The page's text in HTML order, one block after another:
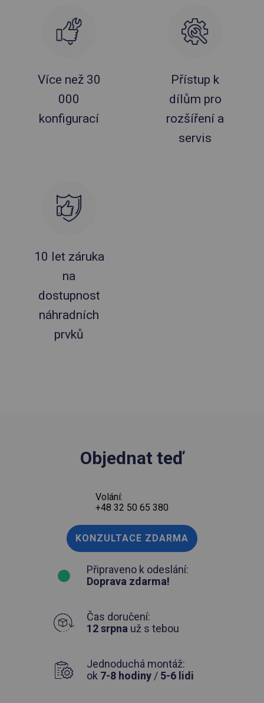
Více než 30
000
konfigurací
Přístup k
dílům pro
rozšíření a
servis
10 let záruka
na
dostupnost
náhradních
prvků
Objednat teď
Volání:
+48 32 50 65 380
KONZULTACE ZDARMA
Připraveno k odeslání:
Doprava zdarma!
Čas doručení:
12 srpna už s tebou
Jednoduchá montáž:
ok 7-8 hodiny / 5-6 lidi